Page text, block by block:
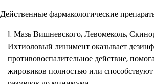
Действенные фармакологические
Мазь Вишневского, Левомеколь,
Ихтиоловый линимент оказывает
противовоспалительное действие,
жировиков полностью или